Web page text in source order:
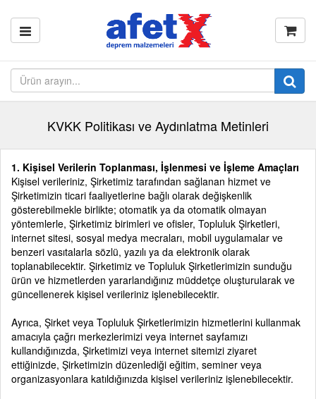
KVKK Politikası ve Aydınlatma Metinleri
1. Kişisel Verilerin Toplanması, İşlenmesi ve İşleme Amaçları
Kişisel verileriniz, Şirketimiz tarafından sağlanan hizmet ve
Şirketimizin ticari faaliyetlerine bağlı olarak değişkenlik
gösterebilmekle birlikte; otomatik ya da otomatik olmayan
yöntemlerle, Şirketimiz birimleri ve ofisler, Topluluk Şirketleri,
internet sitesi, sosyal medya mecraları, mobil uygulamalar ve
benzeri vasıtalarla sözlü, yazılı ya da elektronik olarak
toplanabilecektir. Şirketimiz ve Topluluk Şirketlerimizin sunduğu
ürün ve hizmetlerden yararlandığınız müddetçe oluşturularak ve
güncellenerek kişisel verileriniz işlenebilecektir.
Ayrıca, Şirket veya Topluluk Şirketlerimizin hizmetlerini kullanmak
amacıyla çağrı merkezlerimizi veya internet sayfamızı
kullandığınızda, Şirketimizi veya internet sitemizi ziyaret
ettiğinizde, Şirketimizin düzenlediği eğitim, seminer veya
organizasyonlara katıldığınızda kişisel verileriniz işlenebilecektir.